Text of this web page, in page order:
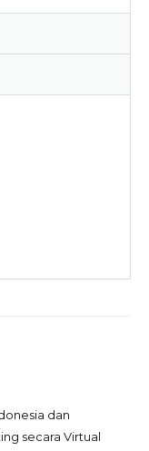
dan
secara Virtual